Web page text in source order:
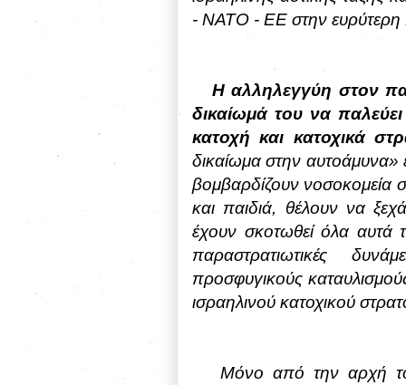
- ΝΑΤΟ - ΕΕ στην
Η αλληλεγγύη στον
δικαίωμά του να
κατοχή και κατοχικά
δικαίωμα στην αυτοάμυνα»
βομβαρδίζουν νοσοκομεία
και παιδιά, θέλουν να
έχουν σκοτωθεί όλα αυτά
παραστρατιωτικές
προσφυγικούς
ισραηλινού κατοχικού
Μόνο από την αρχή